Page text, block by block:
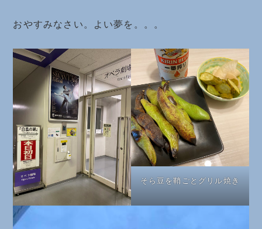
おやすみなさい。よい夢を。。。
そら豆を鞘ごとグリル焼き